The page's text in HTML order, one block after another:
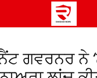
ਗਵਰਨਰ ਨੇ